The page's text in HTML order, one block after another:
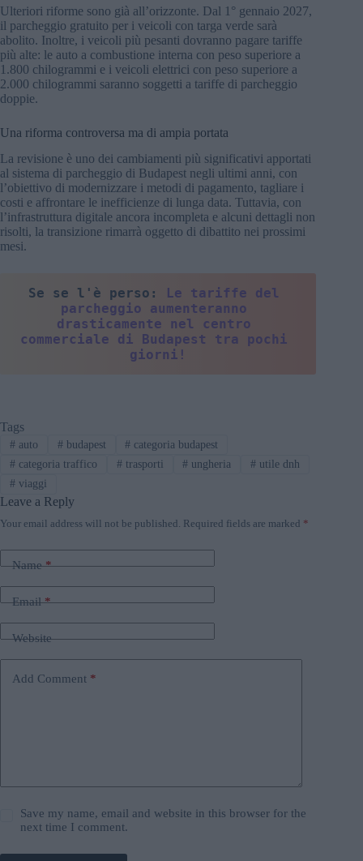
Ulteriori riforme sono già all’orizzonte. Dal 1° gennaio 2027,
il parcheggio gratuito per i veicoli con targa verde sarà
abolito. Inoltre, i veicoli più pesanti dovranno pagare tariffe
più alte: le auto a combustione interna con peso superiore a
1.800 chilogrammi e i veicoli elettrici con peso superiore a
2.000 chilogrammi saranno soggetti a tariffe di parcheggio
doppie.
Una riforma controversa ma di ampia portata
La revisione è uno dei cambiamenti più significativi apportati
al sistema di parcheggio di Budapest negli ultimi anni, con
l’obiettivo di modernizzare i metodi di pagamento, tagliare i
costi e affrontare le inefficienze di lunga data. Tuttavia, con
l’infrastruttura digitale ancora incompleta e alcuni dettagli non
risolti, la transizione rimarrà oggetto di dibattito nei prossimi
mesi.
Se se l'è perso:
Le tariffe del
parcheggio aumenteranno
drasticamente nel centro
commerciale di Budapest tra pochi
giorni!
Tags
#auto #budapest # categoria budapest
#categoria traffico #trasporti # ungheria # utile dnh
#viaggi
Leave a Reply
Your email address will not be published. Required fields are marked *
Name*
Email*
Website
Add Comment *
Save my name, email and website in this browser for the
next time I comment.